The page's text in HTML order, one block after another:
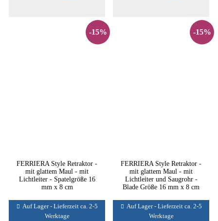
-15%
FERRIERA Style Retraktor -
mit glattem Maul - mit
Lichtleiter - Spatelgröße 16
mm x 8 cm
Auf Lager - Lieferzeit ca. 2-5
Werktage
-15%
FERRIERA Style Retraktor -
mit glattem Maul - mit
Lichtleiter und Saugrohr -
Blade Größe 16 mm x 8 cm
Auf Lager - Lieferzeit ca. 2-5
Werktage